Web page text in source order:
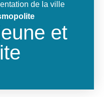
de la ville
et